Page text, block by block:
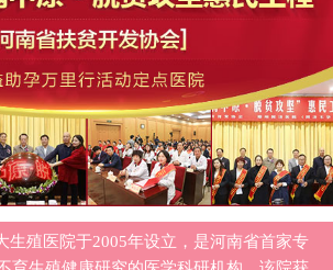
生殖医院于2005年设立，是河南省首家专